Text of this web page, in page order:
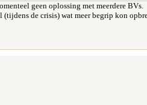
geen oplossing met meerdere BVs.
de crisis) wat meer begrip kon